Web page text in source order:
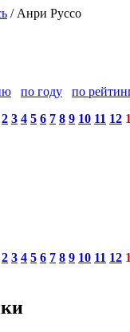
/ Анри Руссо
по году
по
2 3 4 5 6 7 8 9 10 11 12
2 3 4 5 6 7 8 9 10 11 12